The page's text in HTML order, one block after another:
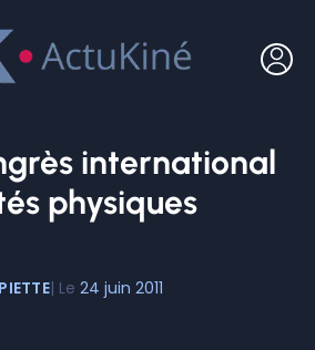
international
physiques
24 juin 2011